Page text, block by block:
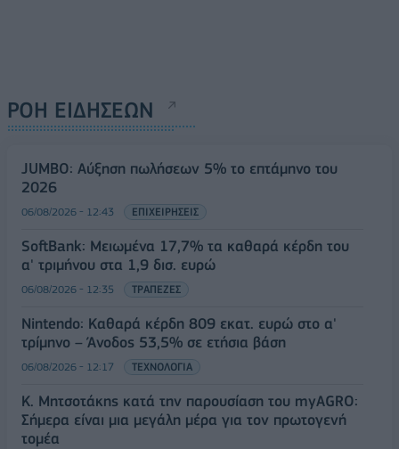
ΡΟΗ ΕΙΔΗΣΕΩΝ
JUMBO: Αύξηση πωλήσεων 5% το επτάμηνο του
2026
06/08/2026 - 12:43 ΕΠΙΧΕΙΡΗΣΕΙΣ
SoftBank: Μειωμένα 17,7% τα καθαρά κέρδη του
α' τριμήνου στα 1,9 δισ. ευρώ
06/08/2026 - 12:35 ΤΡΑΠΕΖΕΣ
Nintendo: Καθαρά κέρδη 809 εκατ. ευρώ στο α'
τρίμηνο – Άνοδος 53,5% σε ετήσια βάση
06/08/2026 - 12:17 ΤΕΧΝΟΛΟΓΙΑ
Κ. Μητσοτάκης κατά την παρουσίαση του myAGRO:
Σήμερα είναι μια μεγάλη μέρα για τον πρωτογενή
τομέα